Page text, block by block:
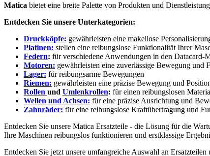
Matica bietet eine breite Palette von Produkten und
Entdecken Sie unsere Unterkategorien:
Druckköpfe: gewährleisten eine makellose
Platinen: stellen eine reibungslose Funktionalität Ihrer
Federn: für verschiedene Anwendungen in den Datacard-
Motoren: gewährleisten eine zuverlässige Bewegung und
Lager: für reibungsarme Bewegungen
Riemen: gewährleisten eine präzise Bewegung und
Rollen und Umlenkrollen: für einen reibungslosen
Wellen und Achsen: für eine präzise Ausrichtung und
Zahnräder: für eine reibungslose Kraftübertragung und
Entdecken Sie unsere Matica Ersatzteile - die Lösung für die
Ihre Maschinen reibungslos funktionieren und erstklassige
Entdecken Sie jetzt unsere umfangreiche Auswahl an